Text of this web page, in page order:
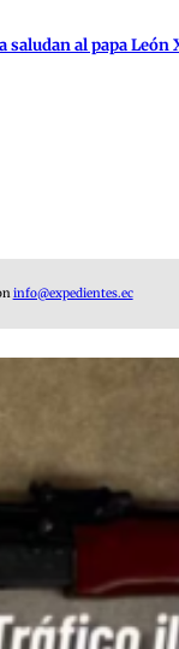
al papa León
info@expedientes.ec